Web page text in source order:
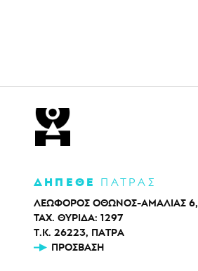
ΔΗΠΕΘΕ ΠΑΤΡΑΣ
ΛΕΩΦΟΡΟΣ ΟΘΩΝΟΣ-ΑΜΑΛΙΑΣ 6,
ΤΑΧ. ΘΥΡΙΔΑ: 1297
Τ.Κ. 26223, ΠΑΤΡΑ
ΠΡΌΣΒΑΣΗ